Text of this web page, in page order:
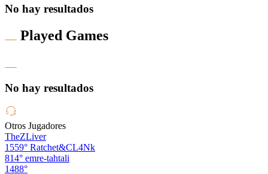
No hay resultados
Played Games
No hay resultados
Otros Jugadores
TheZLiver
1559° Ratchet&CL4Nk
814° emre-tahtali
1488°